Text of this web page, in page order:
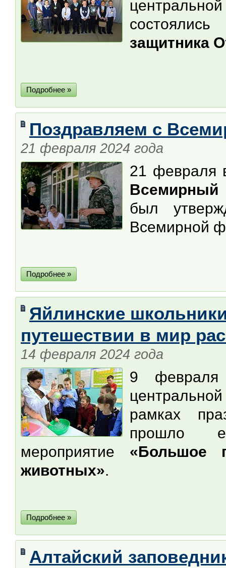
защитника
Подробнее »
Поздравляем с
21 февраля 2024 года
21 февраля
Всемирный
был
Всемирной
Подробнее »
Яйлинские
путешествии в мир
14 февраля 2024 года
9
рамках
прошло
мероприятие «Большое
животных».
Подробнее »
Алтайский